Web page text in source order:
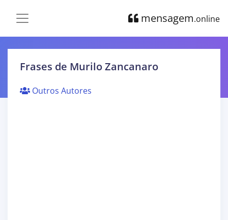
mensagem.online
Frases de Murilo Zancanaro
Outros Autores